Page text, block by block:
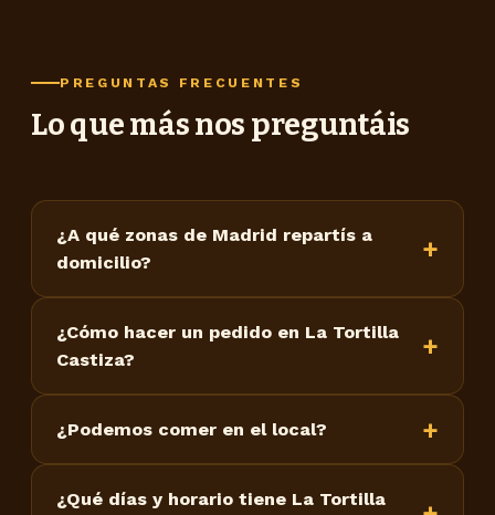
PREGUNTAS FRECUENTES
Lo que más nos preguntáis
¿A qué zonas de Madrid repartís a
domicilio?
¿Cómo hacer un pedido en La Tortilla
Castiza?
¿Podemos comer en el local?
¿Qué días y horario tiene La Tortilla